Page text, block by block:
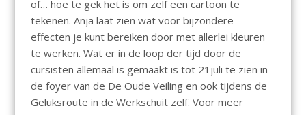
of… hoe te gek het is om zelf een cartoon te
tekenen. Anja laat zien wat voor bijzondere
effecten je kunt bereiken door met allerlei kleuren
te werken. Wat er in de loop der tijd door de
cursisten allemaal is gemaakt is tot 21juli te zien in
de foyer van de De Oude Veiling en ook tijdens de
Geluksroute in de Werkschuit zelf. Voor meer